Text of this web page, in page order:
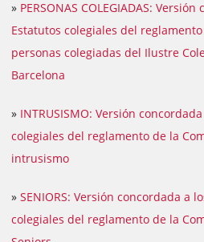
» PERSONAS COLEGIADAS:
Estatutos colegiales del
personas colegiadas del Ilustre
Barcelona
» INTRUSISMO: Versión
colegiales del reglamento de la
intrusismo
» SENIORS: Versión concordada a
colegiales del reglamento de la